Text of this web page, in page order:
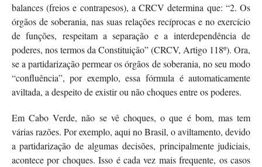
balances (freios e contrapesos), a CRCV determina que: “2. Os
órgãos de soberania, nas suas relações recíprocas e no exercício
de funções, respeitam a separação e a interdependência de
poderes, nos termos da Constituição” (CRCV, Artigo 118º). Ora,
se a partidarização permear os órgãos de soberania, no seu modo
“confluência”, por exemplo, essa fórmula é automaticamente
aviltada, a despeito de existir ou não choques entre os poderes.
Em Cabo Verde, não se vê choques, o que é bom, mas tem
várias razões. Por exemplo, aqui no Brasil, o aviltamento, devido
a partidarização de algumas decisões, principalmente judiciais,
acontece por choques. Isso é cada vez mais frequente, os casos